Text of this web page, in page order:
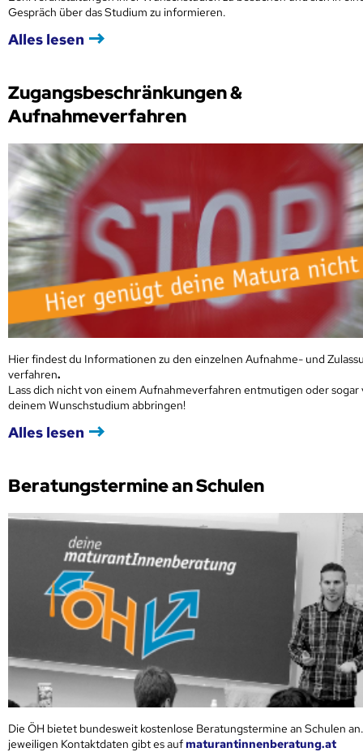
Gespräch über das Studium zu informieren.
Alles lesen
Zugangsbeschränkungen &
Aufnahmeverfahren
Hier findest du Informationen zu den einzelnen Aufnahme- und
verfahren.
Lass dich nicht von einem Aufnahmeverfahren entmutigen oder sogar
deinem Wunschstudium abbringen!
Alles lesen
Beratungstermine an Schulen
Die ÖH bietet bundesweit kostenlose Beratungstermine an Schulen
jeweiligen Kontaktdaten gibt es aufmaturantinnenberatung.at